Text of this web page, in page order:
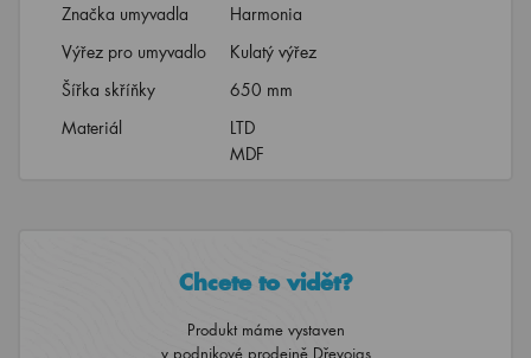
Značka umyvadla
Harmonia
Výřez pro umyvadlo
Kulatý výřez
Šířka skříňky
650 mm
Materiál
LTD
MDF
Chcete to vidět?
Produkt máme vystaven
v podnikové prodejně Dřevojas